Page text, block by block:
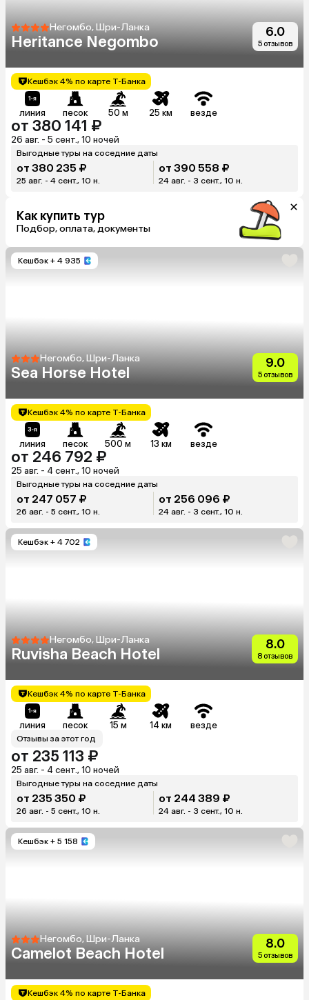
Негомбо, Шри-Ланка
Heritance Negombo
6.0
5 отзывов
Кешбэк 4% по карте Т-Банка
линия песок 50 м 25 км везде
от 380 141 ₽
26 авг. - 5 сент., 10 ночей
Выгодные туры на соседние даты
от 380 235 ₽
25 авг. - 4 сент., 10 н.
от 390 558 ₽
24 авг. - 3 сент., 10 н.
Как купить тур
Подбор, оплата, документы
Кешбэк + 4 935
Негомбо, Шри-Ланка
Sea Horse Hotel
9.0
5 отзывов
Кешбэк 4% по карте Т-Банка
линия песок 500 м 13 км везде
от 246 792 ₽
25 авг. - 4 сент., 10 ночей
Выгодные туры на соседние даты
от 247 057 ₽
26 авг. - 5 сент., 10 н.
от 256 096 ₽
24 авг. - 3 сент., 10 н.
Кешбэк + 4 702
Негомбо, Шри-Ланка
Ruvisha Beach Hotel
8.0
8 отзывов
Кешбэк 4% по карте Т-Банка
линия песок 15 м 14 км везде
Отзывы за этот год
от 235 113 ₽
25 авг. - 4 сент., 10 ночей
Выгодные туры на соседние даты
от 235 350 ₽
26 авг. - 5 сент., 10 н.
от 244 389 ₽
24 авг. - 3 сент., 10 н.
Кешбэк + 5 158
Негомбо, Шри-Ланка
Camelot Beach Hotel
8.0
5 отзывов
Кешбэк 4% по карте Т-Банка